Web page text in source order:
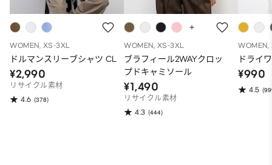
WOMEN, XS-3XL
ドルマンスリーブシャツ CL
¥2,990
リサイクル素材
4.6 (378)
WOMEN, XS-3XL
ブラフィール2WAYクロッ
プドキャミソール
¥1,490
リサイクル素材
4.3 (444)
WOMEN,
ドライ
¥990
4.5